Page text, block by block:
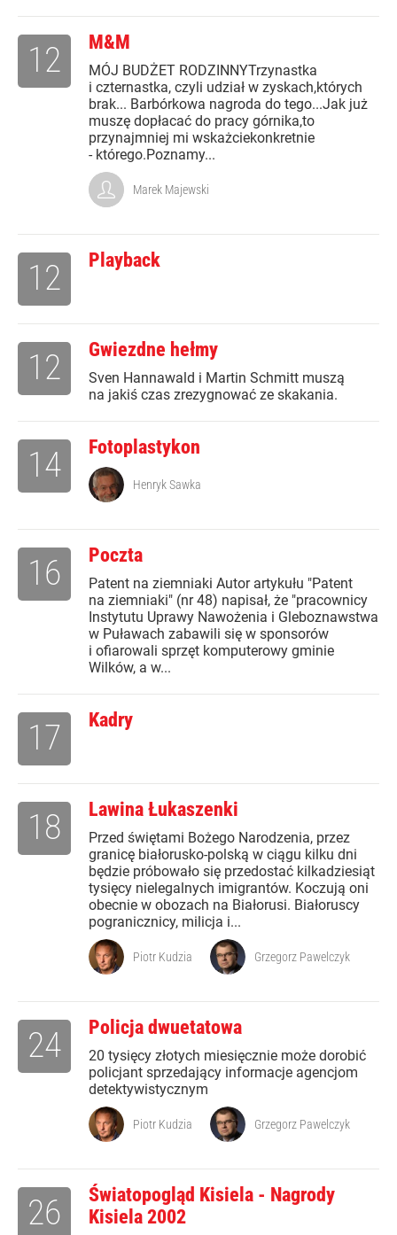
M&M
MÓJ BUDŻET RODZINNYTrzynastka
i czternastka, czyli udział w zyskach,których
brak... Barbórkowa nagroda do tego...Jak już
muszę dopłacać do pracy górnika,to
przynajmniej mi wskażciekonkretnie
- którego.Poznamy...
12
Marek Majewski
Playback
12
Gwiezdne hełmy
Sven Hannawald i Martin Schmitt muszą
na jakiś czas zrezygnować ze skakania.
12
Fotoplastykon
14 Henryk Sawka
Poczta
Patent na ziemniaki Autor artykułu "Patent
na ziemniaki" (nr 48) napisał, że "pracownicy
Instytutu Uprawy Nawożenia i Gleboznawstwa
w Puławach zabawili się w sponsorów
i ofiarowali sprzęt komputerowy gminie
Wilków, a w...
16
Kadry
17
Lawina Łukaszenki
Przed świętami Bożego Narodzenia, przez
granicę białorusko-polską w ciągu kilku dni
będzie próbowało się przedostać kilkadziesiąt
tysięcy nielegalnych imigrantów. Koczują oni
obecnie w obozach na Białorusi. Białoruscy
pogranicznicy, milicja i...
18
Piotr Kudzia Grzegorz Pawelczyk
Policja dwuetatowa
20 tysięcy złotych miesięcznie może dorobić
policjant sprzedający informacje agencjom
detektywistycznym
24
Piotr Kudzia Grzegorz Pawelczyk
Światopogląd Kisiela - Nagrody
Kisiela 2002
26